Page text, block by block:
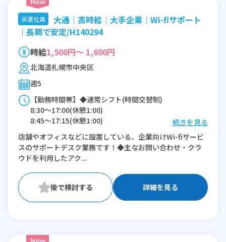
派遣社員
大通│高時給│大手企業│Wi-fiサポート
│長期で安定/H140294
時給1,500円～ 1,600円
北海道札幌市中央区
週5
【勤務時間帯】◆通常シフト(時間交替制)
8:30〜17:00(休憩1:00)
8:45〜17:15(休憩1:00)
10:45〜19:15(休憩1:00)
12:50〜21:20(休憩1:00)
※残業：0〜5時間程度/月
続きを見る
店舗やオフィスなどに設置している、企業向けWi-fiサービ
スのサポートデスク業務です！◆主なお問い合わせ・クラ
ウドを利用したアク...
詳細を見る